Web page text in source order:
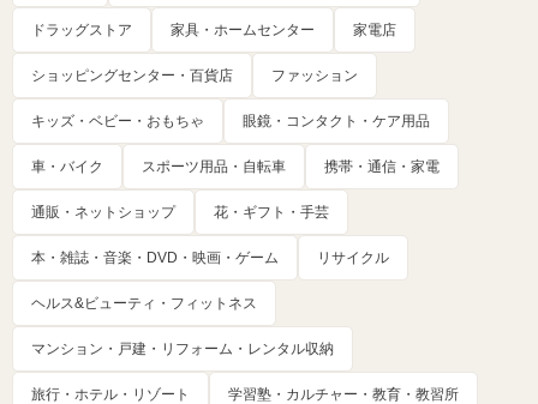
ドラッグストア 家具・ホームセンター 家電店
ショッピングセンター・百貨店 ファッション
キッズ・ベビー・おもちゃ 眼鏡・コンタクト・ケア用品
車・バイク スポーツ用品・自転車 携帯・通信・家電
通販・ネットショップ 花・ギフト・手芸
本・雑誌・音楽・DVD・映画・ゲーム リサイクル
ヘルス&ビューティ・フィットネス
マンション・戸建・リフォーム・レンタル収納
旅行・ホテル・リゾート 学習塾・カルチャー・教育・教習所